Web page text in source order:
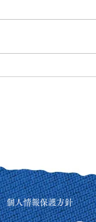
個人情報保護方針